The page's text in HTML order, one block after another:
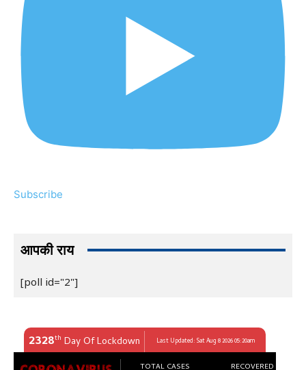
Subscribe
आपकी राय
[poll id="2"]